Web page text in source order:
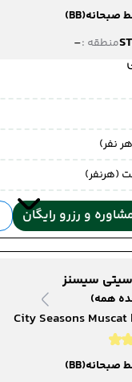
همه)
صبحانه(BB)
منطقه :-
نفر)
(هرنفر)
و رزرو رایگان
سیسنز
City Seasons
صبحانه(BB)